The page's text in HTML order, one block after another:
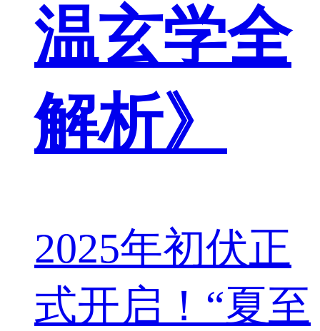
温玄学全
解析》
2025年初伏正
式开启！“夏至